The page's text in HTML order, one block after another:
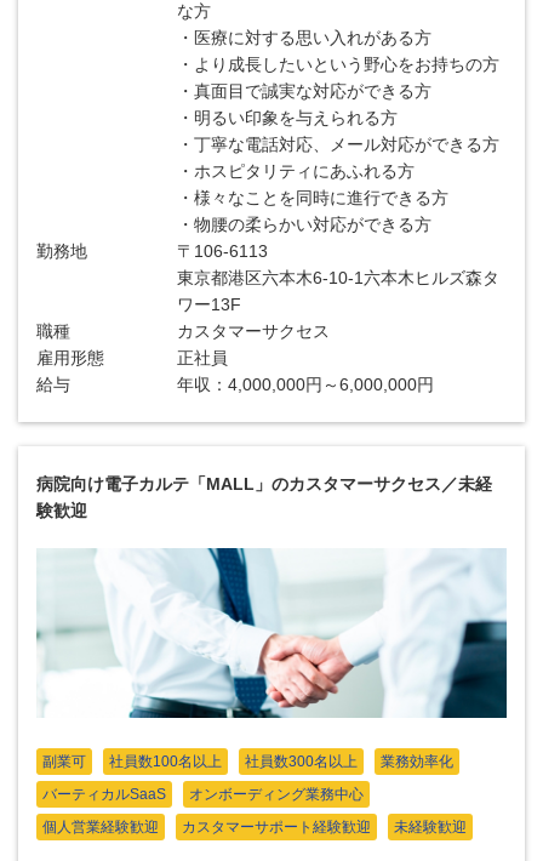
な方
・医療に対する思い入れがある方
・より成長したいという野心をお持ちの方
・真面目で誠実な対応ができる方
・明るい印象を与えられる方
・丁寧な電話対応、メール対応ができる方
・ホスピタリティにあふれる方
・様々なことを同時に進行できる方
・物腰の柔らかい対応ができる方
勤務地
〒106-6113
東京都港区六本木6-10-1六本木ヒルズ森タ
ワー13F
職種
カスタマーサクセス
雇用形態
正社員
給与
年収：4,000,000円～6,000,000円
病院向け電子カルテ「MALL」のカスタマーサクセス／未経
験歓迎
副業可 社員数100名以上 社員数300名以上
業務効率化
バーティカルSaaS
オンボーディング業務中心
個人営業経験歓迎
カスタマーサポート経験歓迎 未経験歓迎